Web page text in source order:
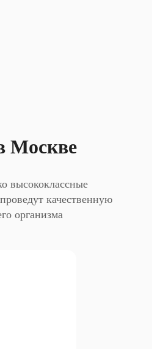
Москве
высококлассные
качественную
организма